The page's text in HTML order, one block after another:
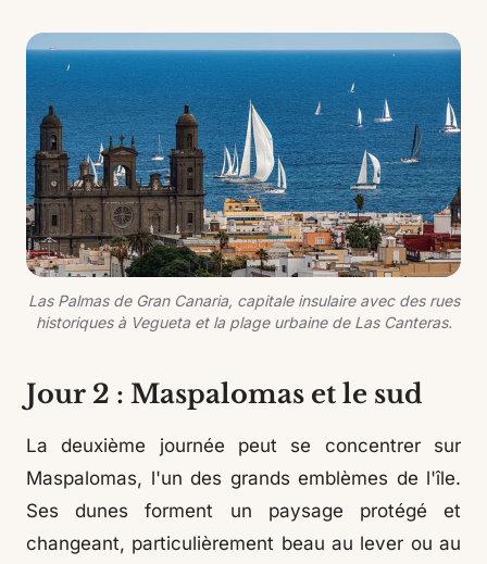
Las Palmas de Gran Canaria, capitale insulaire avec des rues
historiques à Vegueta et la plage urbaine de Las Canteras.
Jour 2 : Maspalomas et le sud
La deuxième journée peut se concentrer sur
Maspalomas, l'un des grands emblèmes de l'île.
Ses dunes forment un paysage protégé et
changeant, particulièrement beau au lever ou au